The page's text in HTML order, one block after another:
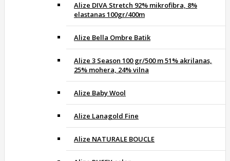
Alize DIVA Stretch 92% mikrofibra, 8%
elastanas 100gr/400m
Alize Bella Ombre Batik
Alize 3 Season 100 gr/500 m 51% akrilanas,
25% mohera, 24% vilna
Alize Baby Wool
Alize Lanagold Fine
Alize NATURALE BOUCLE